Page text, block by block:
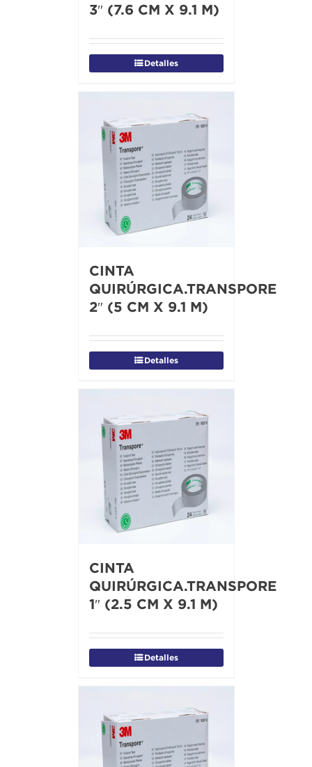
3″ (7.6 CM X 9.1 M)
Detalles
CINTA
QUIRÚRGICA.TRANSPORE
2″ (5 CM X 9.1 M)
Detalles
CINTA
QUIRÚRGICA.TRANSPORE
1″ (2.5 CM X 9.1 M)
Detalles